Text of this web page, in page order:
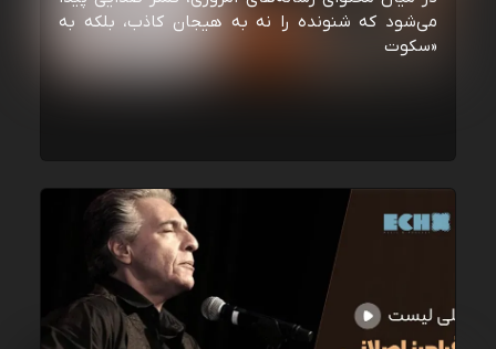
می‌شود که شنونده را نه به هیجان کاذب، بلکه به
«سکوت